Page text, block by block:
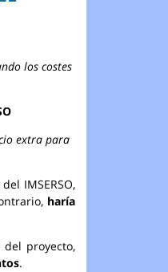
los costes
extra para
IMSERSO,
haría
proyecto,
.